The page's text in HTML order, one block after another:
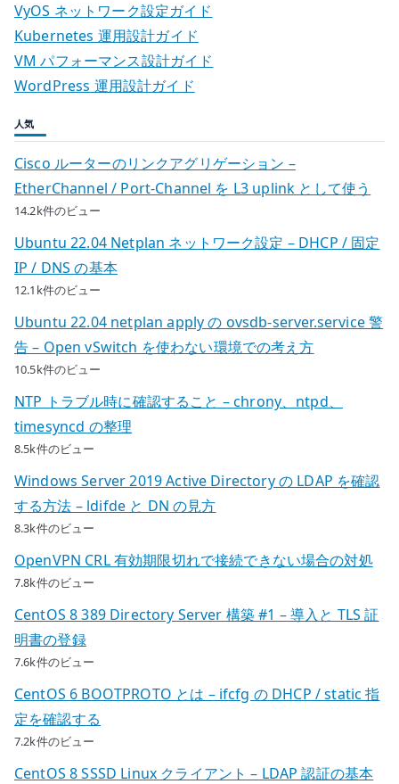
VyOS ネットワーク設定ガイド
Kubernetes 運用設計ガイド
VM パフォーマンス設計ガイド
WordPress 運用設計ガイド
人気
Cisco ルーターのリンクアグリゲーション –
EtherChannel / Port-Channel を L3 uplink として使う
14.2k件のビュー
Ubuntu 22.04 Netplan ネットワーク設定 – DHCP / 固定
IP / DNS の基本
12.1k件のビュー
Ubuntu 22.04 netplan apply の ovsdb-server.service 警
告 – Open vSwitch を使わない環境での考え方
10.5k件のビュー
NTP トラブル時に確認すること – chrony、ntpd、
timesyncd の整理
8.5k件のビュー
Windows Server 2019 Active Directory の LDAP を確認
する方法 – ldifde と DN の見方
8.3k件のビュー
OpenVPN CRL 有効期限切れで接続できない場合の対処
7.8k件のビュー
CentOS 8 389 Directory Server 構築 #1 – 導入と TLS 証
明書の登録
7.6k件のビュー
CentOS 6 BOOTPROTO とは – ifcfg の DHCP / static 指
定を確認する
7.2k件のビュー
CentOS 8 SSSD Linux クライアント – LDAP 認証の基本